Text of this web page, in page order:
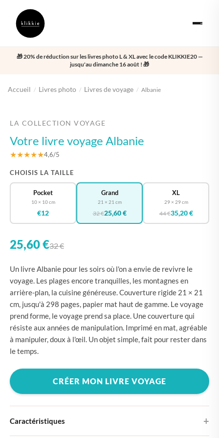
🎁 20% de réduction sur les livres photo L & XL avec le code KLIKKIE20 —
jusqu'au dimanche 16 août ! 🎁
Accueil / Livres photo / Livres de voyage / Albanie
LA COLLECTION VOYAGE
Votre livre voyage Albanie
★★★★★4,6/5
CHOISIS LA TAILLE
Pocket
10 × 10 cm
€12
Grand
21 × 21 cm
32 €25,60 €
XL
29 × 29 cm
44 €35,20 €
25,60 €32 €
Un livre Albanie pour les soirs où l'on a envie de revivre le
voyage. Les plages encore tranquilles, les montagnes en
arrière-plan, la cuisine généreuse. Couverture rigide 21 × 21
cm, jusqu'à 298 pages, papier mat haut de gamme. Le voyage
prend forme, le voyage prend sa place. Une couverture qui
résiste aux années de manipulation. Imprimé en mat, agréable
à manipuler, doux à l'œil. Un objet simple, fait pour rester dans
le temps.
CRÉER MON LIVRE VOYAGE
Caractéristiques